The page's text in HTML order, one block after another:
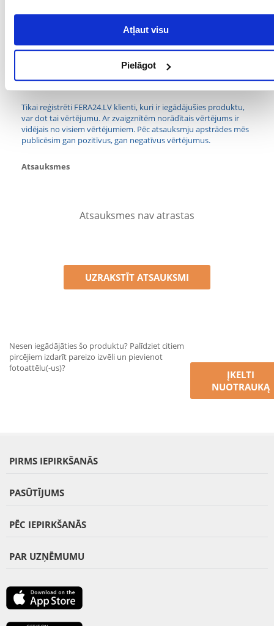
Atļaut visu
Pielāgot
OLBALTUMVIELAS
47
Kādi ir produktu vērtēšanas noteikumi?
Tikai reģistrēti FERA24.LV klienti, kuri ir iegādājušies produktu,
var dot tai vērtējumu. Ar zvaigznītēm norādītais vērtējums ir
vidējais no visiem vērtējumiem. Pēc atsauksmju apstrādes mēs
publicēsim gan pozitīvus, gan negatīvus vērtējumus.
Atsauksmes
Atsauksmes nav atrastas
UZRAKSTĪT ATSAUKSMI
Nesen iegādājāties šo produktu? Palīdziet citiem
pircējiem izdarīt pareizo izvēli un pievienot
fotoattēlu(-us)?
ĮKELTI
NUOTRAUKĄ
PIRMS IEPIRKŠANĀS
PASŪTĪJUMS
PĒC IEPIRKŠANĀS
PAR UZŅĒMUMU